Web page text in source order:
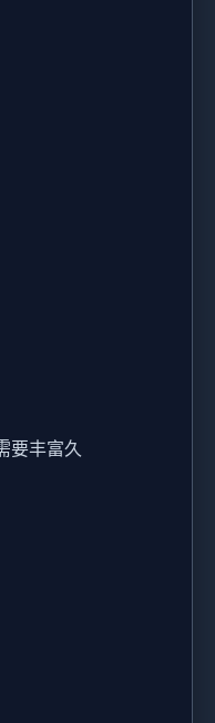
要丰富久